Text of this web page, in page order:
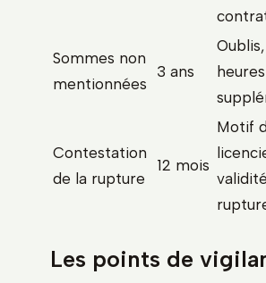
Sommes non
mentionnées
3 ans
heures
Contestation
de la rupture
12 mois
Motif
Les points de